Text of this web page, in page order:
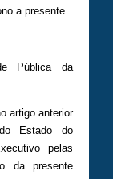
a presente
Pública da
artigo anterior
Estado do
pelas
da presente